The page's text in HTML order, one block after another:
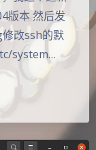
版本 然后发
修改ssh的默
system…